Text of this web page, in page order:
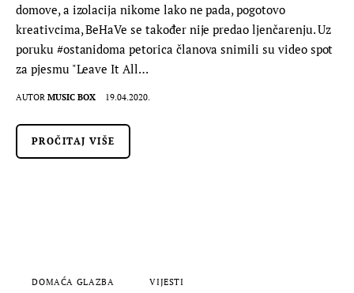
domove, a izolacija nikome lako ne pada, pogotovo
kreativcima, BeHaVe se također nije predao ljenčarenju. Uz
poruku #ostanidoma petorica članova snimili su video spot
za pjesmu "Leave It All…
AUTOR MUSIC BOX 19.04.2020.
PROČITAJ VIŠE
DOMAĆA GLAZBA VIJESTI